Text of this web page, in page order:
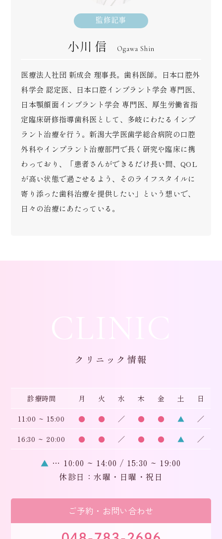
監修記事
小川 信 Ogawa Shin
医療法人社団 新成会 理事長。歯科医師。日本口腔外
科学会 認定医、日本口腔インプラント学会 専門医、
日本顎顔面インプラント学会 専門医、厚生労働省指
定臨床研修指導歯科医として、多岐にわたるインプ
ラント治療を行う。新潟大学医歯学総合病院の口腔
外科やインプラント治療部門で長く研究や臨床に携
わっており、「患者さんができるだけ長い間、QOL
が高い状態で過ごせるよう、そのライフスタイルに
寄り添った歯科治療を提供したい」という想いで、
日々の治療にあたっている。
クリニック情報
診療時間 月 火 水 木 金 土 日
11:00 ~ 15:00 ● ● ／ ● ● ▲ ／
16:30 ~ 20:00 ● ● ／ ● ● ▲ ／
▲ … 10:00 ~ 14:00 / 15:30 ~ 19:00
休診日：水曜・日曜・祝日
ご予約・お問い合わせ